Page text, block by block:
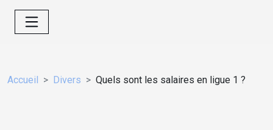
Accueil Divers Quels sont les salaires en ligue 1 ?